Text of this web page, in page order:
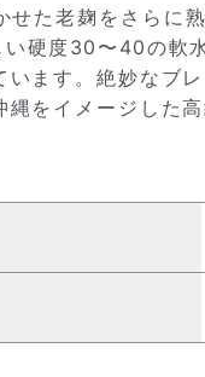
た老麹をさらに
硬度30〜40の軟
ます。絶妙なブ
をイメージした